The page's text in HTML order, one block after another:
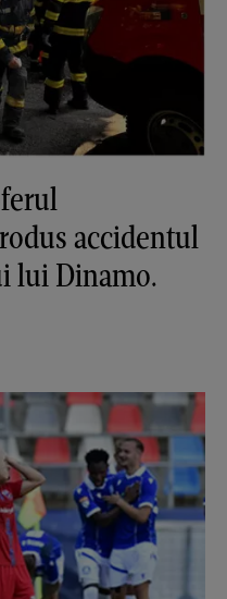
accidentul
lui Dinamo.